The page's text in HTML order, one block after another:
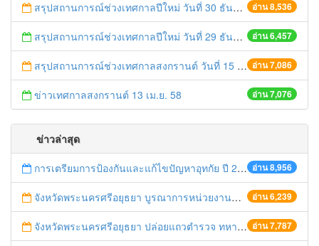
อ่าน 8,536
สรุปสถานการณ์ช่วงเทศกาลปีใหม่ วันที่ 30 ธันวาคม 2558
อ่าน 6,457
สรุปสถานการณ์ช่วงเทศกาลปีใหม่ วันที่ 29 ธันวาคม 2558
อ่าน 7,086
สรุปสถานการณ์ช่วงเทศกาลสงกรานต์ วันที่ 15 เมษายน 2558
อ่าน 7,076
ข่าวเทศกาลสงกรานต์ 13 เม.ย. 58
ข่าวล่าสุด
อ่าน 8,956
การเตรียมการป้องกันและแก้ไขปัญหาอุทกัย ปี 2561
อ่าน 6,239
จังหวัดพระนครศรีอยุธยา บูรณาการหน่วยงานที่เกี่ยวข้อง ลงพื้นที่จัดระเบียบและดำเนินมาตรการตามบทลงโทษสูงสุดกับผู้ประกอบการร้านค้าที่ยังฝ่าฝืนตั้งร้านค้ารุกล้ำเขตพื้นที่ทางหลวง เตรียมความปลอดภัยก่อนเทศกาลสงกรานต์
อ่าน 7,787
จังหวัดพระนครศรีอยุธยา ปล่อยแถวตำรวจ ทหาร ฝ่ายปกครอง กว่า 100 นาย ตรวจเข้มท่ารถสาธารณะ สถานีขนส่งรถโดยสาร วินรถตู้ และสถานีรถไฟ เตรียมรับมือเทศกาลสงกรานต์